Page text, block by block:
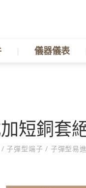
儀器儀表
短銅套
/ 子彈型端子/ 子彈型易